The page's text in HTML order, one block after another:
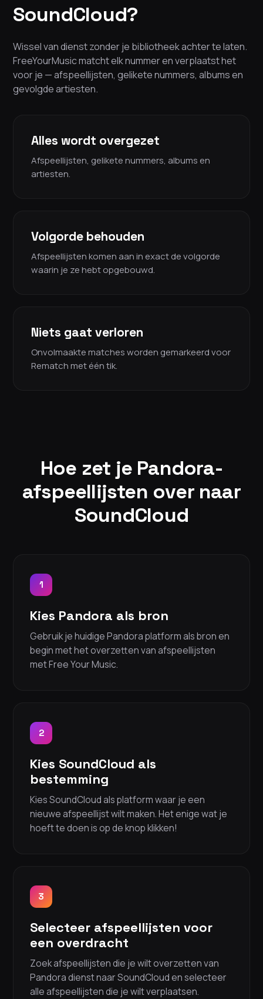
SoundCloud?
Wissel van dienst zonder je bibliotheek achter te laten.
FreeYourMusic matcht elk nummer en verplaatst het
voor je — afspeellijsten, gelikete nummers, albums en
gevolgde artiesten.
Alles wordt overgezet
Afspeellijsten, gelikete nummers, albums en
artiesten.
Volgorde behouden
Afspeellijsten komen aan in exact de volgorde
waarin je ze hebt opgebouwd.
Niets gaat verloren
Onvolmaakte matches worden gemarkeerd voor
Rematch met één tik.
Hoe zet je Pandora-
afspeellijsten over naar
SoundCloud
1
Kies Pandora als bron
Gebruik je huidige Pandora platform als bron en
begin met het overzetten van afspeellijsten
met Free Your Music.
2
Kies SoundCloud als
bestemming
Kies SoundCloud als platform waar je een
nieuwe afspeellijst wilt maken. Het enige wat je
hoeft te doen is op de knop klikken!
3
Selecteer afspeellijsten voor
een overdracht
Zoek afspeellijsten die je wilt overzetten van
Pandora dienst naar SoundCloud en selecteer
alle afspeellijsten die je wilt verplaatsen.